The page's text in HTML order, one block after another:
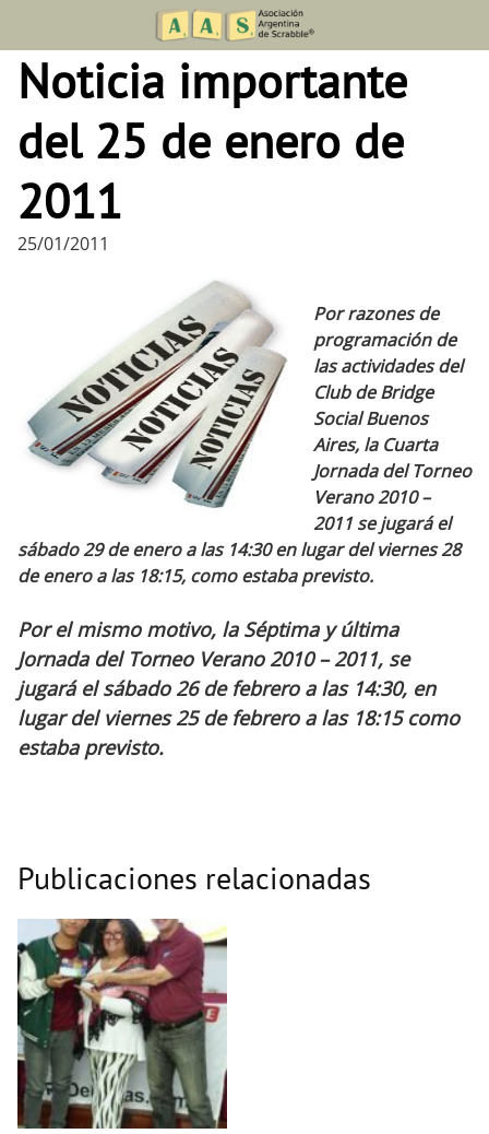
content
Noticia importante
del 25 de enero de
2011
25/01/2011
Por razones de
programación de
las actividades del
Club de Bridge
Social Buenos
Aires, la Cuarta
Jornada del Torneo
Verano 2010 –
2011 se jugará el
sábado 29 de enero a las 14:30 en lugar del viernes 28
de enero a las 18:15, como estaba previsto.
Por el mismo motivo, la Séptima y última
Jornada del Torneo Verano 2010 – 2011, se
jugará el sábado 26 de febrero a las 14:30, en
lugar del viernes 25 de febrero a las 18:15 como
estaba previsto.
Publicaciones relacionadas